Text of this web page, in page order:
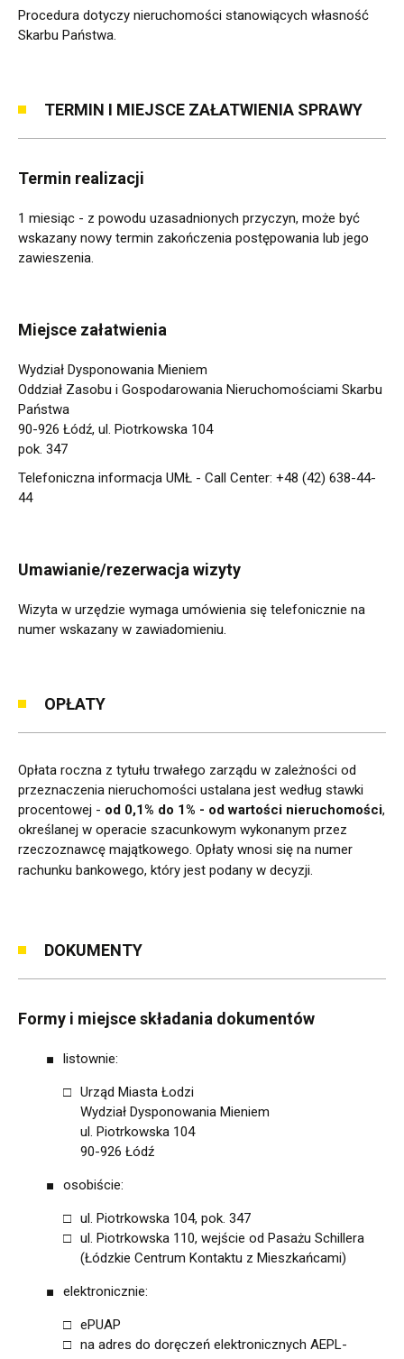
Procedura dotyczy nieruchomości stanowiących własność
Skarbu Państwa.
TERMIN I MIEJSCE ZAŁATWIENIA SPRAWY
Termin realizacji
1 miesiąc - z powodu uzasadnionych przyczyn, może być
wskazany nowy termin zakończenia postępowania lub jego
zawieszenia.
Miejsce załatwienia
Wydział Dysponowania Mieniem
Oddział Zasobu i Gospodarowania Nieruchomościami Skarbu
Państwa
90-926 Łódź, ul. Piotrkowska 104
pok. 347
Telefoniczna informacja UMŁ - Call Center: +48 (42) 638-44-
44
Umawianie/rezerwacja wizyty
Wizyta w urzędzie wymaga umówienia się telefonicznie na
numer wskazany w zawiadomieniu.
OPŁATY
Opłata roczna z tytułu trwałego zarządu w zależności od
przeznaczenia nieruchomości ustalana jest według stawki
procentowej - od 0,1% do 1% - od wartości nieruchomości,
określanej w operacie szacunkowym wykonanym przez
rzeczoznawcę majątkowego. Opłaty wnosi się na numer
rachunku bankowego, który jest podany w decyzji.
DOKUMENTY
Formy i miejsce składania dokumentów
listownie:
Urząd Miasta Łodzi
Wydział Dysponowania Mieniem
ul. Piotrkowska 104
90-926 Łódź
osobiście:
ul. Piotrkowska 104, pok. 347
ul. Piotrkowska 110, wejście od Pasażu Schillera
(Łódzkie Centrum Kontaktu z Mieszkańcami)
elektronicznie:
ePUAP
na adres do doręczeń elektronicznych AEPL-